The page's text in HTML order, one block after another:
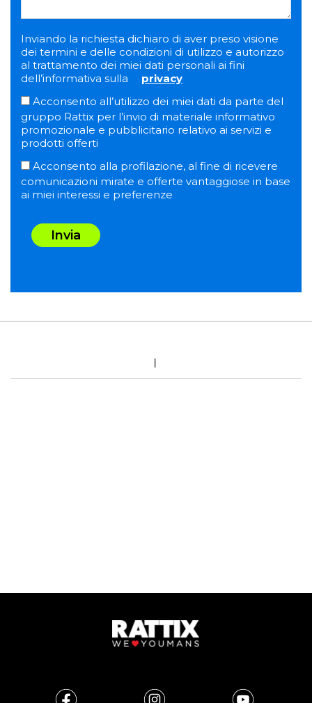
Inviando la richiesta dichiaro di aver preso visione
dei termini e delle condizioni di utilizzo e autorizzo
al trattamento dei miei dati personali ai fini
dell’informativa sulla
privacy
Acconsento all’utilizzo dei miei dati da parte del
gruppo Rattix per l’invio di materiale informativo
promozionale e pubblicitario relativo ai servizi e
prodotti offerti
Acconsento alla profilazione, al fine di ricevere
comunicazioni mirate e offerte vantaggiose in base
ai miei interessi e preferenze
Invia